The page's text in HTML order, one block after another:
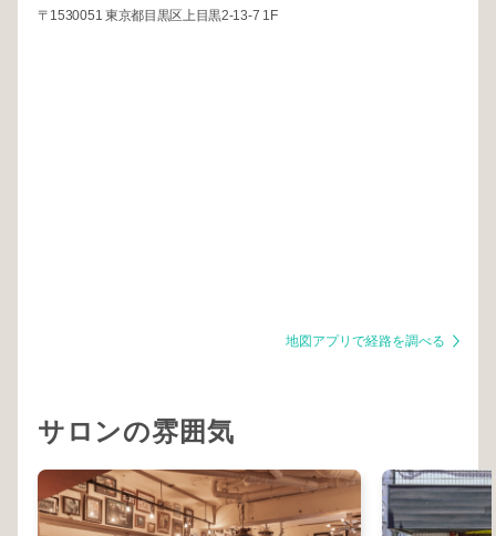
〒1530051 東京都目黒区上目黒2-13-7 1F
地図アプリで経路を調べる
サロンの雰囲気